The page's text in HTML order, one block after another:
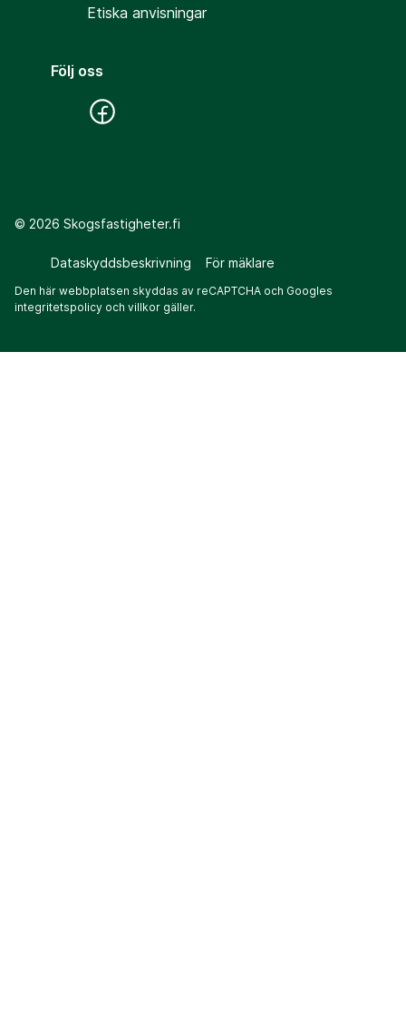
Etiska anvisningar
Följ oss
© 2026 Skogsfastigheter.fi
Dataskyddsbeskrivning För mäklare
Den här webbplatsen skyddas av reCAPTCHA och Googles
integritetspolicy och villkor gäller.